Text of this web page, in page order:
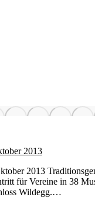
2013
2013
für Vere­ine in 38
Wildegg.…